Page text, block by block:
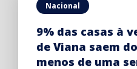
Nacional
9% das casas à
de Viana saem
menos de uma